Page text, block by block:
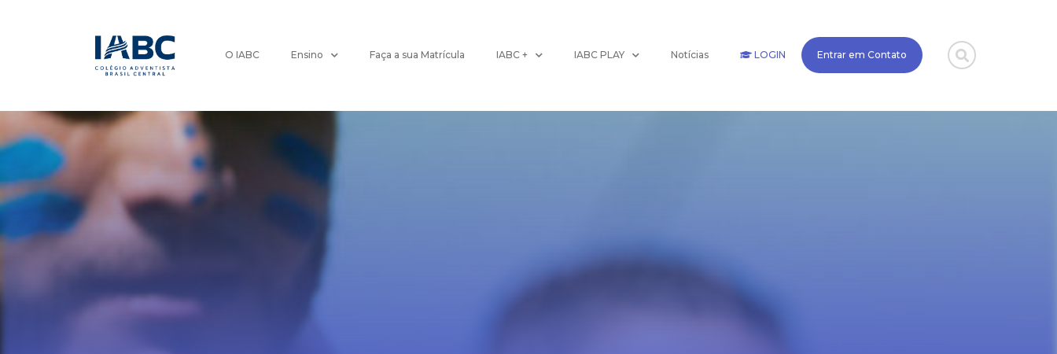
O IABC Ensino Faça a sua Matrícula IABC + IABC PLAY Notícias LOGIN Entrar em Contato